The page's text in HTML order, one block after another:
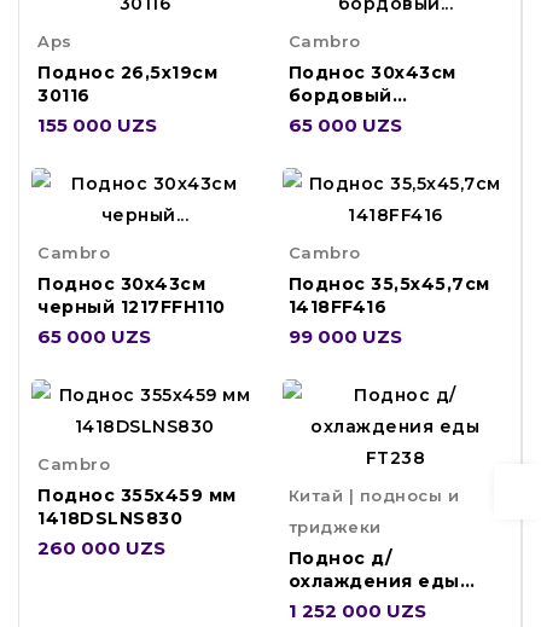
Aps
Поднос 26,5х19см
30116
155 000 UZS
Cambro
Поднос 30х43см
бордовый
1217FFH416
65 000 UZS
Cambro
Поднос 30х43см
черный 1217FFH110
65 000 UZS
Cambro
Поднос 35,5х45,7см
1418FF416
99 000 UZS
Cambro
Поднос 355х459 мм
1418DSLNS830
260 000 UZS
Китай | подносы и
триджеки
Поднос д/
охлаждения еды
FT238
1 252 000 UZS